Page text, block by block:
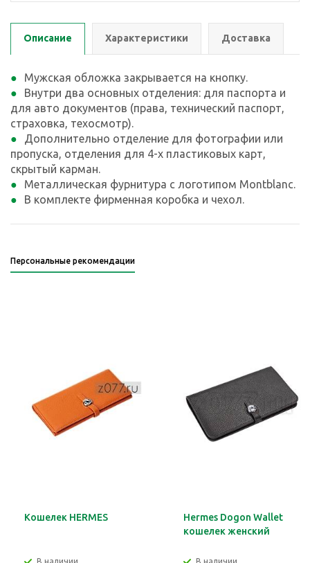
Описание Характеристики Доставка
Мужская обложка закрывается на кнопку.
Внутри два основных отделения: для паспорта и
для авто документов (права, технический паспорт,
страховка, техосмотр).
Дополнительно отделение для фотографии или
пропуска, отделения для 4-х пластиковых карт,
скрытый карман.
Металлическая фурнитура с логотипом Montblanc.
В комплекте фирменная коробка и чехол.
Персональные рекомендации
Кошелек HERMES
Hermes Dogon Wallet
кошелек женский